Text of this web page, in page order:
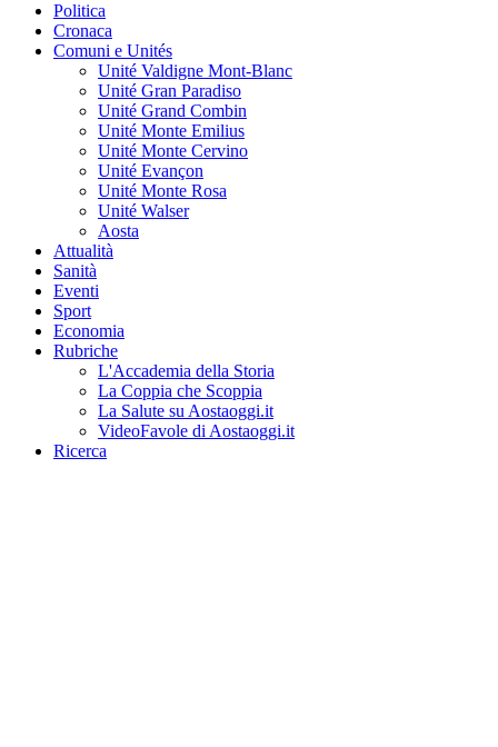
Politica
Cronaca
Comuni e Unités
Unité Valdigne Mont-Blanc
Unité Gran Paradiso
Unité Grand Combin
Unité Monte Emilius
Unité Monte Cervino
Unité Evançon
Unité Monte Rosa
Unité Walser
Aosta
Attualità
Sanità
Eventi
Sport
Economia
Rubriche
L'Accademia della Storia
La Coppia che Scoppia
La Salute su Aostaoggi.it
VideoFavole di Aostaoggi.it
Ricerca